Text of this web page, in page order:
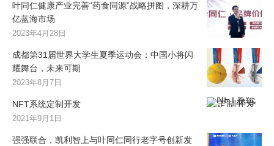
叶同仁健康产业完善“药食同源”战略拼图，深耕万
亿蓝海市场
2023年4月28日
成都第31届世界大学生夏季运动会：中国小将闪
耀舞台，未来可期
2023年8月7日
NFT系统定制开发
2021年9月1日
强强联合，凯利智上与叶同仁同行老字号创新发